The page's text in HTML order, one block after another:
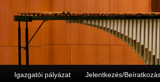
Igazgatói pályázat Jelentkezés/